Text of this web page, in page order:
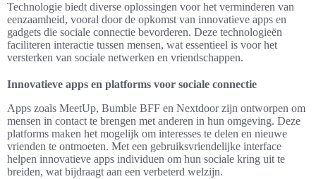
Technologie biedt diverse oplossingen voor het verminderen van
eenzaamheid, vooral door de opkomst van innovatieve apps en
gadgets die sociale connectie bevorderen. Deze technologieën
faciliteren interactie tussen mensen, wat essentieel is voor het
versterken van sociale netwerken en vriendschappen.
Innovatieve apps en platforms voor sociale connectie
Apps zoals MeetUp, Bumble BFF en Nextdoor zijn ontworpen om
mensen in contact te brengen met anderen in hun omgeving. Deze
platforms maken het mogelijk om interesses te delen en nieuwe
vrienden te ontmoeten. Met een gebruiksvriendelijke interface
helpen innovatieve apps individuen om hun sociale kring uit te
breiden, wat bijdraagt aan een verbeterd welzijn.